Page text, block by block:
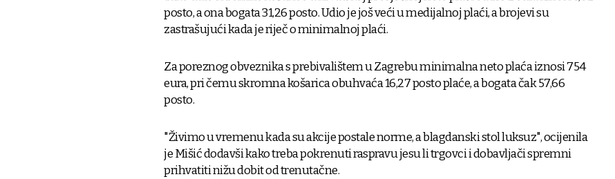
posto, a ona bogata 31,26 posto. Udio je još veći u medijalnoj plaći, a brojevi su
zastrašujući kada je riječ o minimalnoj plaći.
Za poreznog obveznika s prebivalištem u Zagrebu minimalna neto plaća iznosi 754
eura, pri čemu skromna košarica obuhvaća 16,27 posto plaće, a bogata čak 57,66
posto.
"Živimo u vremenu kada su akcije postale norme, a blagdanski stol luksuz", ocijenila
je Mišić dodavši kako treba pokrenuti raspravu jesu li trgovci i dobavljači spremni
prihvatiti nižu dobit od trenutačne.